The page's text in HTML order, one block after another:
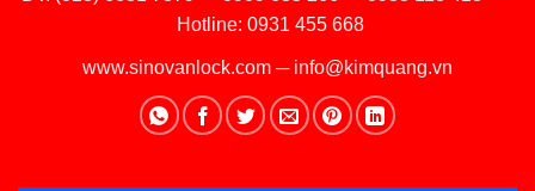
Hotline: 0931 455 668
www.sinovanlock.com ─ info@kimquang.vn